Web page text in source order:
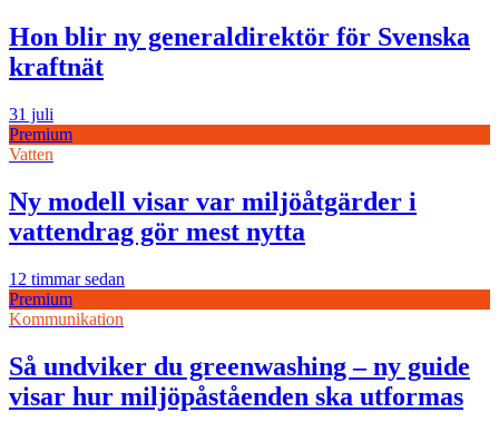
Hon blir ny generaldirektör för Svenska
kraftnät
31 juli
Premium
Vatten
Ny modell visar var miljöåtgärder i
vattendrag gör mest nytta
12 timmar sedan
Premium
Kommunikation
Så undviker du greenwashing – ny guide
visar hur miljöpåståenden ska utformas